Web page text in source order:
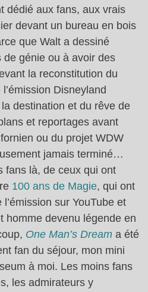
dédié aux fans, aux vrais
devant un bureau en bois
que Walt a dessiné
génie ou à avoir des
la reconstitution du
Disneyland
destination et du rêve de
et reportages avant
ou du projet WDW
jamais terminé…
fans là, de ceux qui ont
100 ans de Magie, qui ont
sur YouTube et
homme devenu légende en
One Man’s Dream a été
fan du séjour, mon mini
à moi. Les moins fans
les admirateurs y